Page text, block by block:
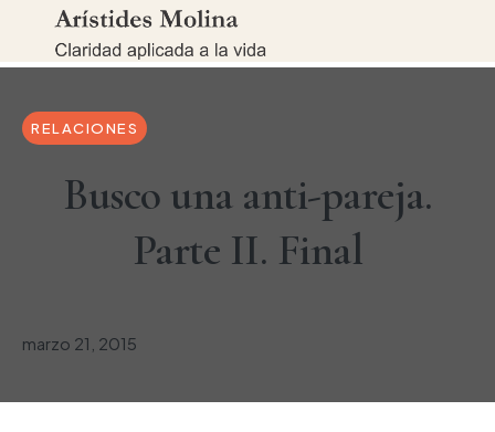
RELACIONES
Busco una anti-pareja.
Parte II. Final
marzo 21, 2015